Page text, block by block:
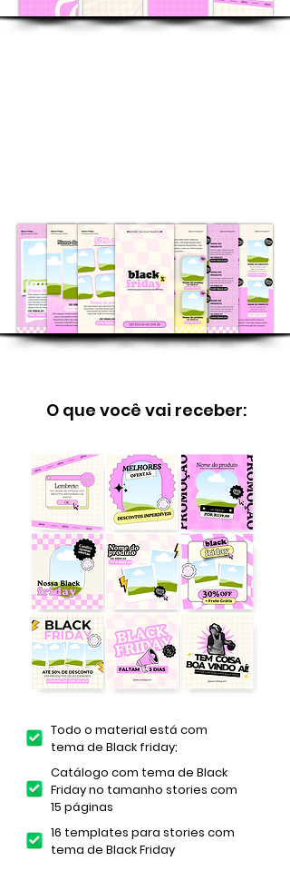
O que você vai receber:
Todo o material está com
tema de Black friday;
Catálogo com tema de Black
Friday no tamanho stories com
15 páginas
16 templates para stories com
tema de Black Friday